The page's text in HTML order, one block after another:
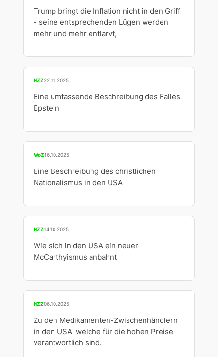
Trump bringt die Inflation nicht in den Griff
- seine entsprechenden Lügen werden
mehr und mehr entlarvt,
NZZ22.11.2025
Eine umfassende Beschreibung des Falles
Epstein
WoZ16.10.2025
Eine Beschreibung des christlichen
Nationalismus in den USA
NZZ14.10.2025
Wie sich in den USA ein neuer
McCarthyismus anbahnt
NZZ06.10.2025
Zu den Medikamenten-Zwischenhändlern
in den USA, welche für die hohen Preise
verantwortlich sind.